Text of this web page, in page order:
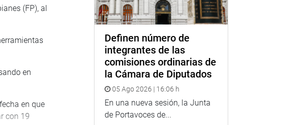
(FP), al
en
en que
con 19
Definen número de
integrantes de las
comisiones ordinarias de
la Cámara de Diputados
05 Ago 2026 | 16:06 h
En una nueva sesión, la Junta
de Portavoces de...